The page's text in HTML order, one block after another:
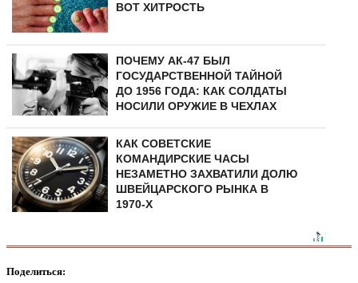
ВОТ ХИТРОСТЬ
ПОЧЕМУ АК-47 БЫЛ
ГОСУДАРСТВЕННОЙ ТАЙНОЙ
ДО 1956 ГОДА: КАК СОЛДАТЫ
НОСИЛИ ОРУЖИЕ В ЧЕХЛАХ
КАК СОВЕТСКИЕ
КОМАНДИРСКИЕ ЧАСЫ
НЕЗАМЕТНО ЗАХВАТИЛИ ДОЛЮ
ШВЕЙЦАРСКОГО РЫНКА В
1970-Х
Поделиться: